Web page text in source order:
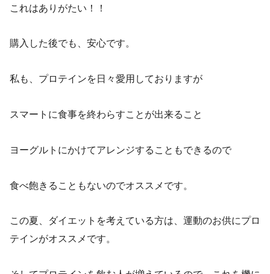
これはありがたい！！
購入した後でも、安心です。
私も、プロテインを日々愛用しておりますが
スマートに食事を終わらすことが出来ること
ヨーグルトにかけてアレンジすることもできるので
食べ飽きることもないのでオススメです。
この夏、ダイエットを考えている方は、運動のお供にプロ
テインがオススメです。